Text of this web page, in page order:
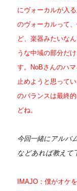
にヴォーカルが入
のヴォーカルって
ど、楽器みたいな
うな中域の部分だ
す。NoBさんのハ
止めようと思って
のバランスは最終
どね。
今回一緒にアルバ
などあれば教えて
IMAJO：僕がオケ